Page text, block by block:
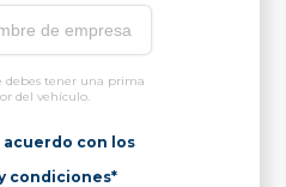
debes tener una prima
del vehículo.
acuerdo con los
condiciones*